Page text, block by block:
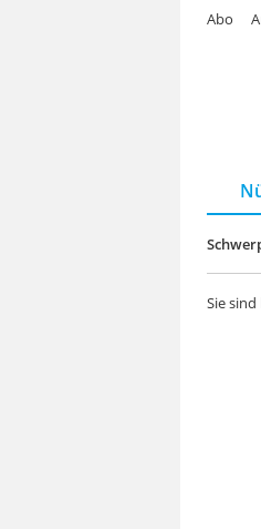
Abo
Sie sind